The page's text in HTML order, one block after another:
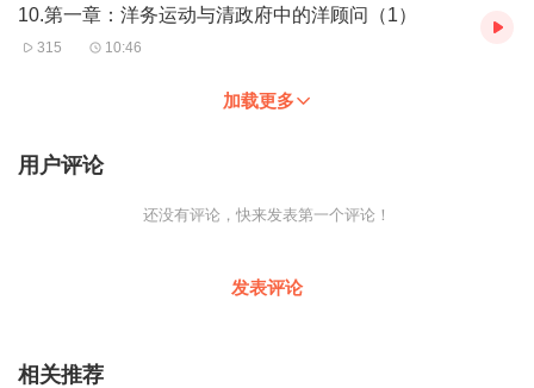
10.第一章：洋务运动与清政府中的洋顾问（1）
315 10:46
加载更多
用户评论
还没有评论，快来发表第一个评论！
发表评论
相关推荐